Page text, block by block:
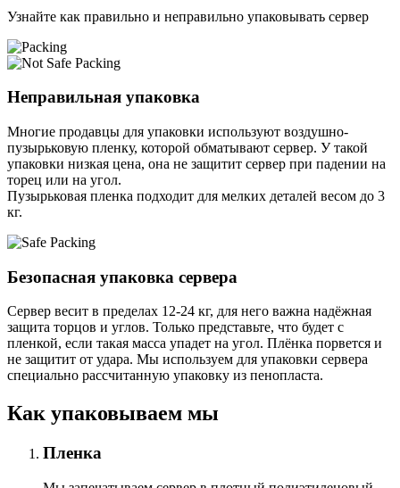
Узнайте как правильно и неправильно упаковывать сервер
Неправильная упаковка
Многие продавцы для упаковки используют воздушно-
пузырьковую пленку, которой обматывают сервер. У такой
упаковки низкая цена, она не защитит сервер при падении на
торец или на угол.
Пузырьковая пленка подходит для мелких деталей весом до 3
кг.
Безопасная упаковка сервера
Сервер весит в пределах 12-24 кг, для него важна надёжная
защита торцов и углов. Только представьте, что будет с
пленкой, если такая масса упадет на угол. Плёнка порвется и
не защитит от удара. Мы используем для упаковки сервера
специально расcчитанную упаковку из пенопласта.
Как упаковываем мы
Пленка